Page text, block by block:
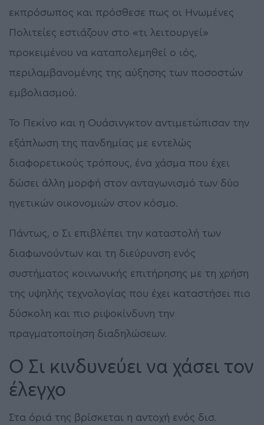
εκπρόσωπος και πρόσθεσε πως οι Ηνωμένες
Πολιτείες εστιάζουν στο «τι λειτουργεί»
προκειμένου να καταπολεμηθεί ο ιός,
περιλαμβανομένης της αύξησης των ποσοστών
εμβολιασμού.
Το Πεκίνο και η Ουάσινγκτον αντιμετώπισαν την
εξάπλωση της πανδημίας με εντελώς
διαφορετικούς τρόπους, ένα χάσμα που έχει
δώσει άλλη μορφή στον ανταγωνισμό των δύο
ηγετικών οικονομιών στον κόσμο.
Πάντως, ο Σι επιβλέπει την καταστολή των
διαφωνούντων και τη διεύρυνση ενός
συστήματος κοινωνικής επιτήρησης με τη χρήση
της υψηλής τεχνολογίας που έχει καταστήσει πιο
δύσκολη και πιο ριψοκίνδυνη την
πραγματοποίηση διαδηλώσεων.
Ο Σι κινδυνεύει να χάσει τον
έλεγχο
Στα όριά της βρίσκεται η αντοχή ενός δισ.